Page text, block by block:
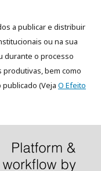
a publicar e distribuir
ou na sua
durante o processo
bem como
publicado (Veja O Efeito